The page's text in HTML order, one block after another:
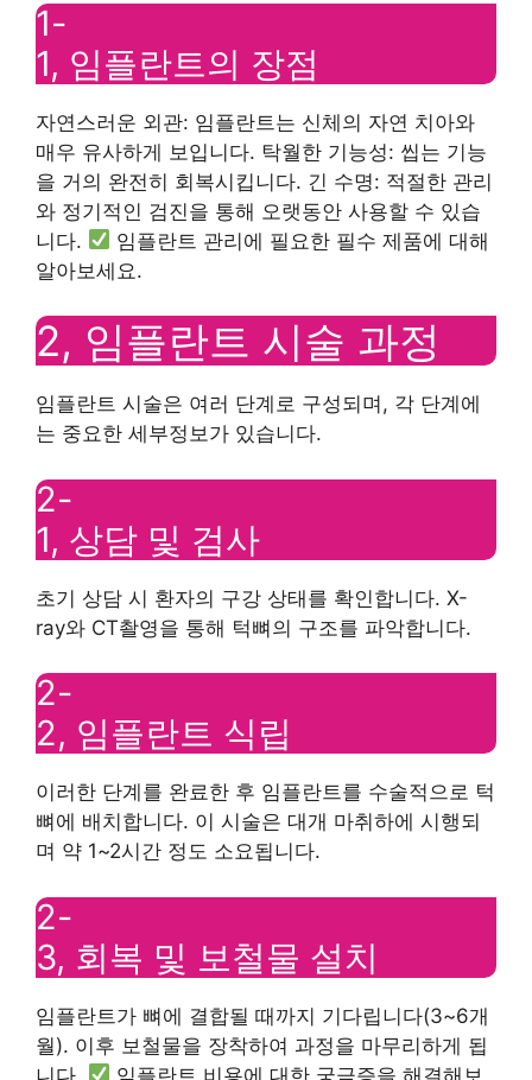
1-
1, 임플란트의 장점
자연스러운 외관: 임플란트는 신체의 자연 치아와
매우 유사하게 보입니다. 탁월한 기능성: 씹는 기능
을 거의 완전히 회복시킵니다. 긴 수명: 적절한 관리
와 정기적인 검진을 통해 오랫동안 사용할 수 있습
니다.
임플란트 관리에 필요한 필수 제품에 대해
알아보세요.
2, 임플란트 시술 과정
임플란트 시술은 여러 단계로 구성되며, 각 단계에
는 중요한 세부정보가 있습니다.
2-
1, 상담 및 검사
초기 상담 시 환자의 구강 상태를 확인합니다. X-
ray와 CT촬영을 통해 턱뼈의 구조를 파악합니다.
2-
2, 임플란트 식립
이러한 단계를 완료한 후 임플란트를 수술적으로 턱
뼈에 배치합니다. 이 시술은 대개 마취하에 시행되
며 약 1~2시간 정도 소요됩니다.
2-
3, 회복 및 보철물 설치
임플란트가 뼈에 결합될 때까지 기다립니다(3~6개
월). 이후 보철물을 장착하여 과정을 마무리하게 됩
니다.
임플란트 비용에 대한 궁금증을 해결해보